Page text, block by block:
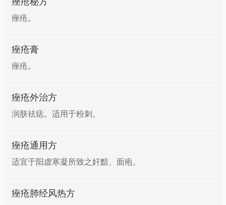
痤疮。
痤疮膏
痤疮。
痤疮外治方
润肤祛痣。适用于粉刺。
痤疮通用方
适宜于阳虚寒凝所致之奸黯、面疱。
痤疮肺经风热方